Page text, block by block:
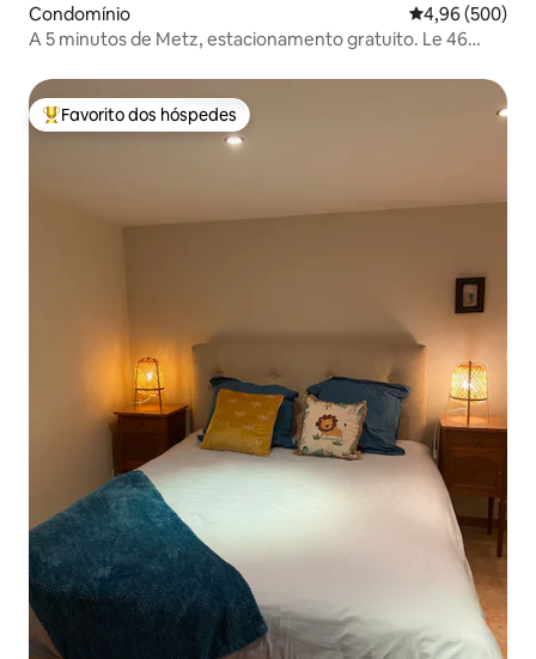
Condomínio Classificação
4,96 (500)
A 5 minutos de Metz, estacionamento gratuito. Le 46
Favoritos dos hóspedes mais apreciados
Favorito dos hóspedes